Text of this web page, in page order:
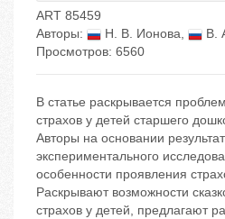
ART 85459
Авторы:
Н. В. Ионова,
В.
Просмотров: 6560
В статье раскрывается
страхов у детей старшего
Авторы на основании
экспериментального
особенности проявления
Раскрывают возможности
страхов у детей, предлагают